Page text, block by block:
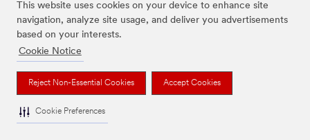
This website uses cookies on your device to enhance site
navigation, analyze site usage, and deliver you advertisements
based on your interests.
Cookie Notice
Reject Non-Essential Cookies Accept Cookies
Cookie Preferences